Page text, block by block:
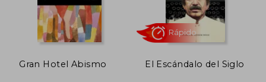
Gran Hotel Abismo El Escándalo del Siglo